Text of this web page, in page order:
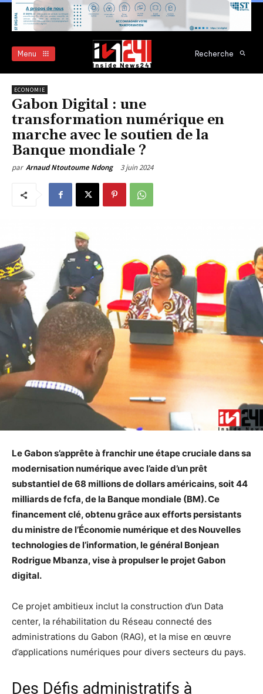
Menu Recherche
ECONOMIE
Gabon Digital : une
transformation numérique en
marche avec le soutien de la
Banque mondiale ?
par Arnaud Ntoutoume Ndong 3 juin 2024
Le Gabon s’apprête à franchir une étape cruciale dans sa
modernisation numérique avec l’aide d’un prêt
substantiel de 68 millions de dollars américains, soit 44
milliards de fcfa, de la Banque mondiale (BM). Ce
financement clé, obtenu grâce aux efforts persistants
du ministre de l’Économie numérique et des Nouvelles
technologies de l’information, le général Bonjean
Rodrigue Mbanza, vise à propulser le projet Gabon
digital.
Ce projet ambitieux inclut la construction d’un Data
center, la réhabilitation du Réseau connecté des
administrations du Gabon (RAG), et la mise en œuvre
d’applications numériques pour divers secteurs du pays.
Des Défis administratifs à